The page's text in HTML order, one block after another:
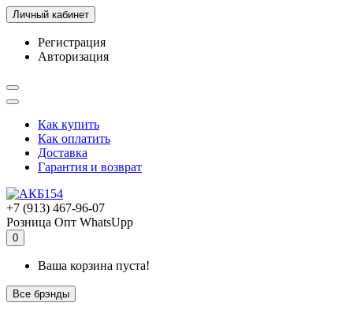
Личный кабинет
Регистрация
Авторизация
Как купить
Как оплатить
Доставка
Гарантия и возврат
+7 (913) 467-96-07
Розница Опт WhatsUpp
0
Ваша корзина пуста!
Все брэнды